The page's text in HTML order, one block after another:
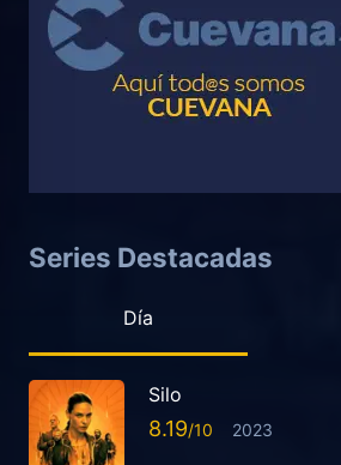
Series Destacadas
Día
Silo
8.19 2023